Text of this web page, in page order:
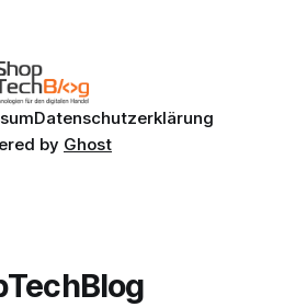
ihre
Datenschutzerklärung
by Ghost